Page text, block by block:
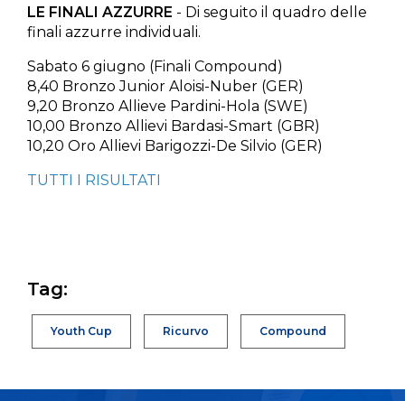
LE FINALI AZZURRE - Di seguito il quadro delle
finali azzurre individuali.
Sabato 6 giugno (Finali Compound)
8,40 Bronzo Junior Aloisi-Nuber (GER)
9,20 Bronzo Allieve Pardini-Hola (SWE)
10,00 Bronzo Allievi Bardasi-Smart (GBR)
10,20 Oro Allievi Barigozzi-De Silvio (GER)
TUTTI I RISULTATI
Tag:
Youth Cup Ricurvo Compound